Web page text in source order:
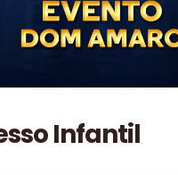
Infantil